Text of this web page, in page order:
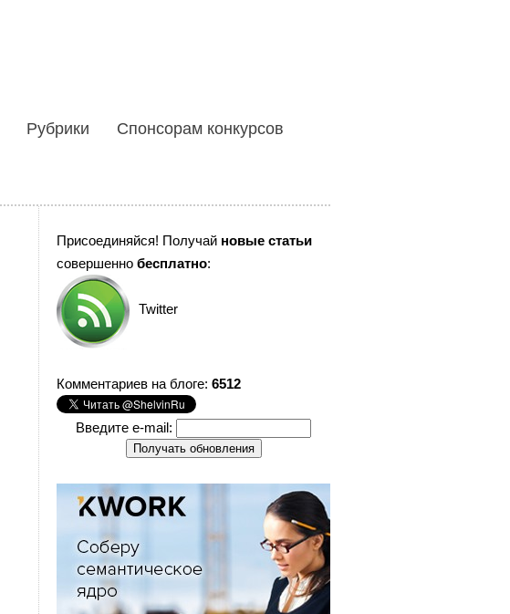
Рубрики Спонсорам конкурсов
Присоединяйся! Получай новые статьи
совершенно бесплатно:
Twitter
Комментариев на блоге: 6512
Введите e-mail: